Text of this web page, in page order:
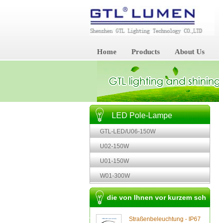
Home Products About Us
LED Pole-Lampe
GTL-LED/U06-150W
U02-150W
U01-150W
W01-300W
die von Ihnen vor kurzem sch
on geschautStraßenbeleuchtung - IP67